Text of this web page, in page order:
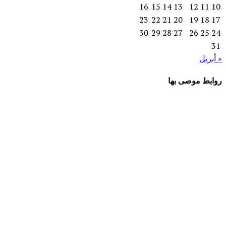
10
11
12
13
14
15
16
17
18
19
20
21
22
23
24
25
26
27
28
29
30
31
« أبريل
روابط موصى بها